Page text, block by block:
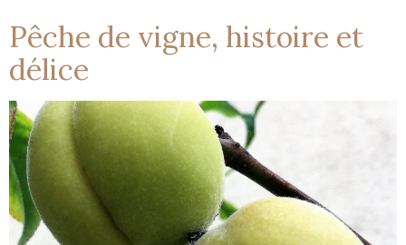
Pêche de vigne, histoire et
délice